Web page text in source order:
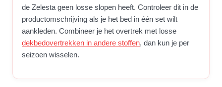
de Zelesta geen losse slopen heeft. Controleer dit in de
productomschrijving als je het bed in één set wilt
aankleden. Combineer je het overtrek met losse
dekbedovertrekken in andere stoffen, dan kun je per
seizoen wisselen.